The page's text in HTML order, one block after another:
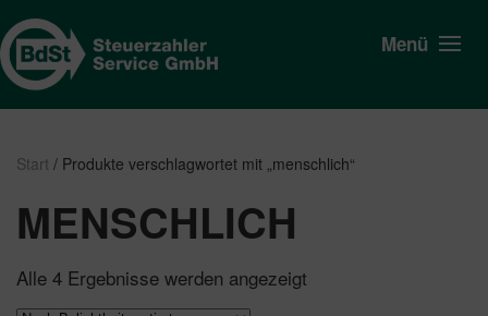
Menü
Start / Produkte verschlagwortet mit „menschlich“
MENSCHLICH
Alle 4 Ergebnisse werden angezeigt